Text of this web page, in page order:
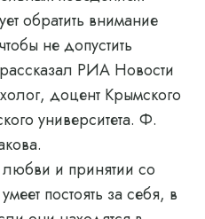
обратить внимание
не допустить
РИА Новости
доцент Крымского
университета. Ф.
любви и принятии со
постоять за себя, в